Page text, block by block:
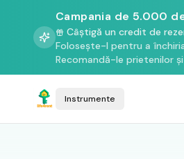
Campania de 5.000
Câștigă un credit de
Folosește-l pentru a
Recomandă-le prietenilor
Instrumente